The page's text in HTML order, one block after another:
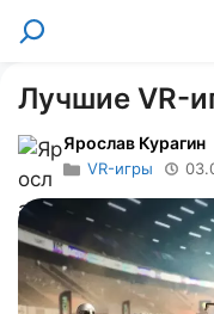
Перейти
Поиск
Лучшие VR-
Ярослав Курагин
VR-игры